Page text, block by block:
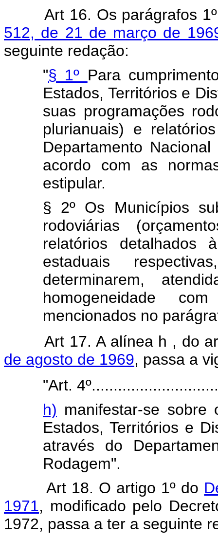
Art 16. Os parágrafos
512, de 21 de março de
seguinte redação:
"§ 1º Para
Estados, Territórios e
suas programações
plurianuais) e
Departamento
acordo com as
estipular.
§ 2º Os Municípios
rodoviárias
relatórios detalhados
estaduais
determinarem,
homogeneidade
mencionados no
Art 17. A alínea h , do
de agosto de 1969, passa a
"Art.
h) manifestar-se sobre
Estados, Territórios e
através do
Rodagem".
Art 18. O artigo 1º do
1971, modificado pelo
1972, passa a ter a seguinte